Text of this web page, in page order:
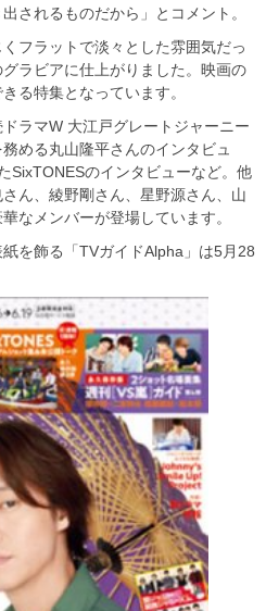
されるものだから」とコメント。
フラットで淡々とした雰囲気だっ
ラビアに仕上がりました。映画の
る特集となっています。
ラマW 大江戸グレートジャーニー
める丸山隆平さんのインタビュ
SixTONESのインタビューなど。他
ん、綾野剛さん、星野源さん、山
なメンバーが登場しています。
を飾る「TVガイドAlpha」は5月28